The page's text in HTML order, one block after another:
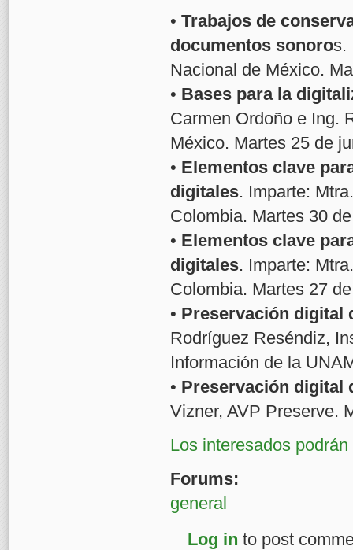
• Trabajos de
documentos sonoros.
Nacional de México.
• Bases para la
Carmen Ordoño e Ing.
México. Martes 25 de
• Elementos clave
digitales. Imparte:
Colombia. Martes 30
• Elementos clave
digitales. Imparte:
Colombia. Martes 27
• Preservación digital
Rodríguez Reséndiz,
Información de la
• Preservación digital
Vizner, AVP Preserve.
Los interesados
Forums:
general
Log in to post